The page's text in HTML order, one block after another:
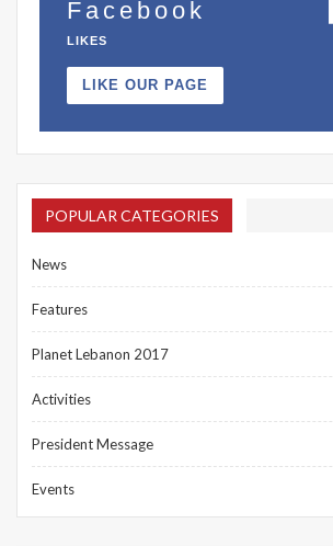
Facebook
LIKES
LIKE OUR PAGE
POPULAR CATEGORIES
News
Features
Planet Lebanon 2017
Activities
President Message
Events